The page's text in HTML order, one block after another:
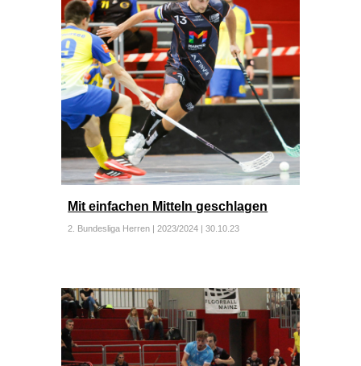
Mit einfachen Mitteln geschlagen
2. Bundesliga Herren | 2023/2024 | 30.10.23